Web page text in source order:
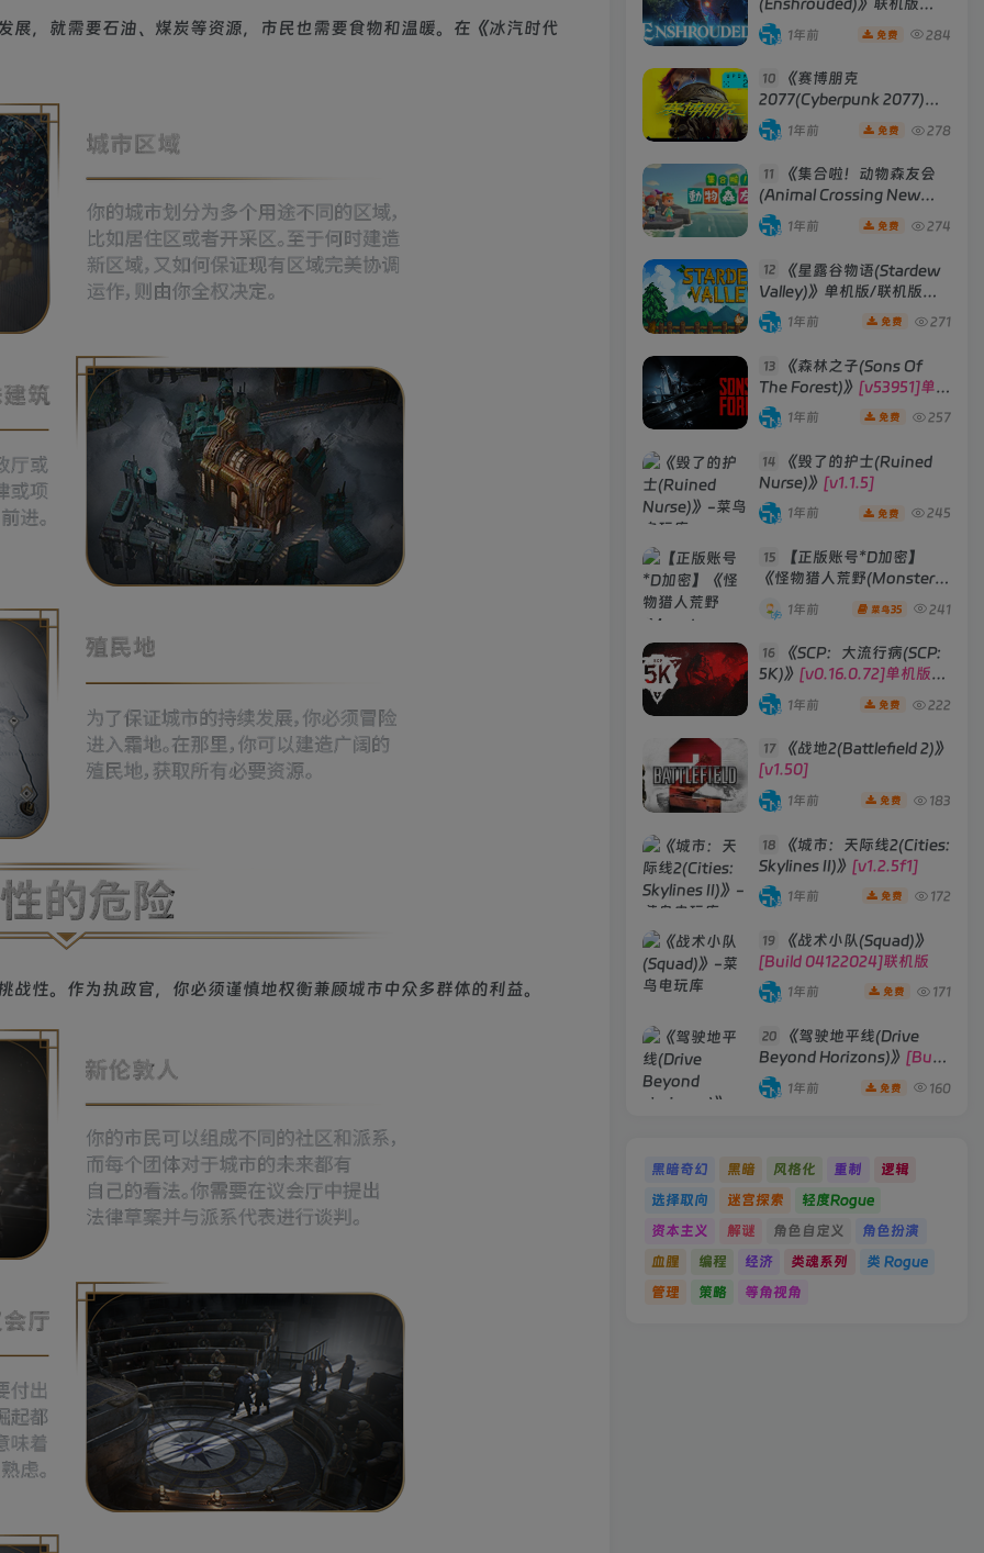
，就需要石油、煤炭等资源，市民也需要食物和温暖。在《冰汽时代
性。作为执政官，你必须谨慎地权衡兼顾城市中众多群体的利益。
[Build 29012025 联机版]
1年前 免费 284
10
《赛博朋克
2077(Cyberpunk 2077)》
[v2.3往日之影DLC 赠送4K
材质包]
1年前 免费 278
11
《集合啦！动物森友会
(Animal Crossing New
Horizons)》
版 整合全部DLC
1年前 免费 274
12
《星露谷物语(Stardew
Valley)》单机版/联机版
[v1.6.15]
1年前 免费 271
13
《森林之子(Sons Of
The Forest)》 [v53951]单机
版|联机版
1年前 免费 257
14
《毁了的护士(Ruined
Nurse)》 [v1.1.5]
1年前 免费 245
15
【正版账号*D加密】
《怪物猎人荒野(Monster
1年前 菜鸟35 241
16
《SCP：大流行病(SCP:
5K)》 [v0.16.0.72]单机版/
联机版
1年前 免费 222
17
《战地2(Battlefield 2)》
[v1.50]
1年前 免费 183
18
《城市：天际线2(Cities:
Skylines II)》 [v1.2.5f1]
1年前 免费 172
19
《战术小队(Squad)》
[Build 04122024]联机版
1年前 免费 171
20
《驾驶地平线(Drive
Beyond Horizons)》 [Build
19066396 单机版/联机版]
1年前 免费 160
黑暗奇幻 黑暗 风格化 重制
逻辑
选择取向
迷宫探索
轻度Rogue
资本主义
解谜 角色自定义
角色扮演
血腥
编程 经济 类魂系列
类 Rogue
管理
策略 等角视角